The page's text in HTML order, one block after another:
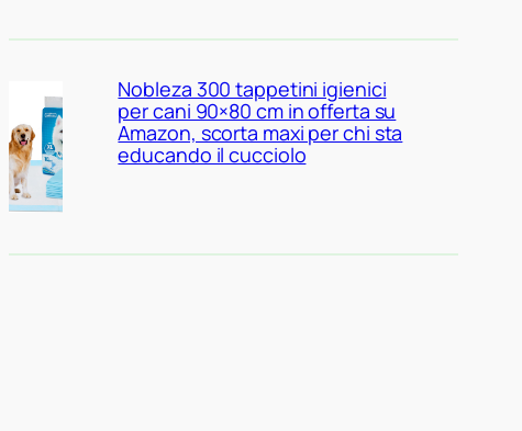
Nobleza 300 tappetini igienici
per cani 90×80 cm in offerta su
Amazon, scorta maxi per chi sta
educando il cucciolo